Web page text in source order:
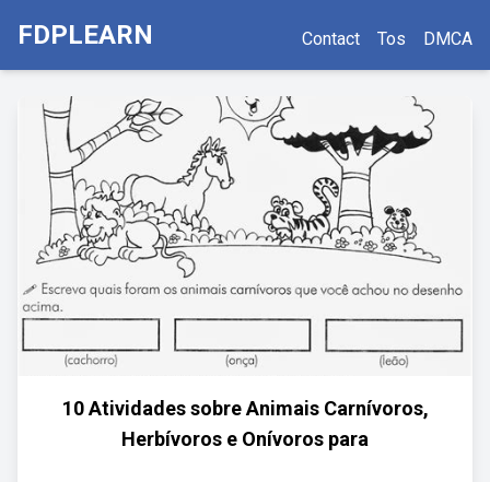
FDPLEARN Contact Tos DMCA
10 Atividades sobre Animais Carnívoros,
Herbívoros e Onívoros para